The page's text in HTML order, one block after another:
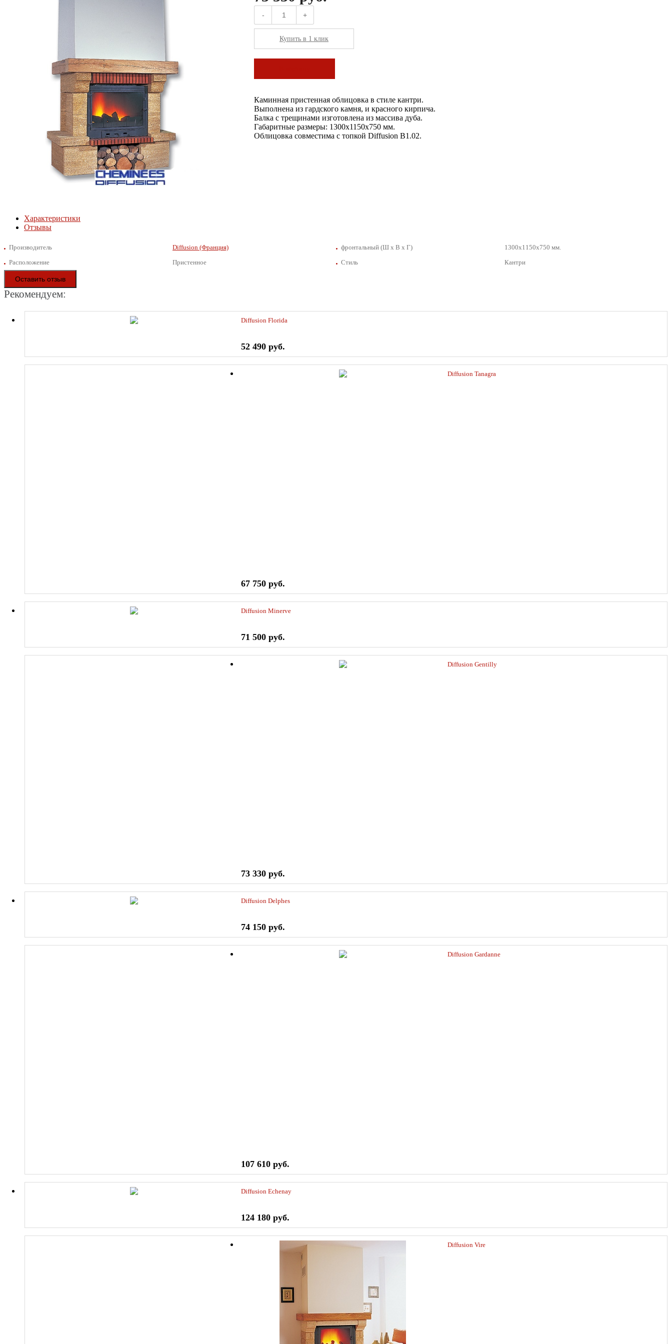
- +
Купить в 1 клик
Каминная пристенная облицовка в стиле кантри.
Выполнена из гардского камня, и красного кирпича.
Балка с трещинами изготовлена из массива дуба.
Габаритные размеры: 1300х1150х750 мм.
Облицовка совместима с топкой Diffusion B1.02.
Характеристики
Отзывы
Производитель Diffusion (Франция) фронтальный (Ш х В х Г)
1300х1150х750 мм.
Расположение
Пристенное Стиль Кантри
Оставить отзыв
Рекомендуем:
Diffusion Florida
52 490 руб.
Diffusion Tanagra
67 750 руб.
Diffusion Minerve
71 500 руб.
Diffusion Gentilly
73 330 руб.
Diffusion Delphes
74 150 руб.
Diffusion Gardanne
107 610 руб.
Diffusion Echenay
124 180 руб.
Diffusion Vire